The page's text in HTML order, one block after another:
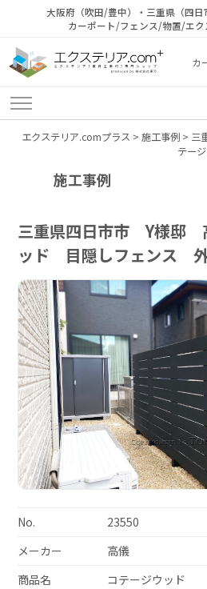
大阪府（吹田/豊中）・三重県（四
カーポート/フェンス/物置/エ
カ
エクステリア.comプラス > 施工事例> 三
テー
施工事例
三重県四日市市 Y様邸
ッド 目隠しフェンス
No.
23550
メーカー
高儀
商品名
コテージウッド